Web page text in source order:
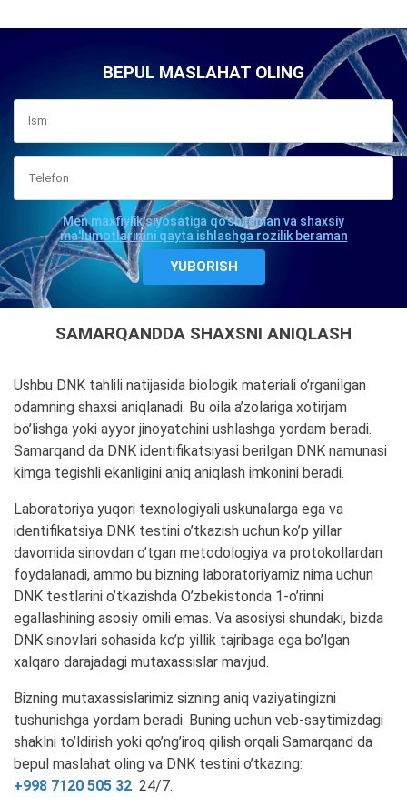
BEPUL MASLAHAT OLING
Men maxfiylik siyosatiga qo'shilaman va shaxsiy
ma'lumotlarimni qayta ishlashga rozilik beraman
SAMARQANDDA SHAXSNI ANIQLASH
Ushbu DNK tahlili natijasida biologik materiali o’rganilgan
odamning shaxsi aniqlanadi. Bu oila a’zolariga xotirjam
bo’lishga yoki ayyor jinoyatchini ushlashga yordam beradi.
Samarqand da DNK identifikatsiyasi berilgan DNK namunasi
kimga tegishli ekanligini aniq aniqlash imkonini beradi.
Laboratoriya yuqori texnologiyali uskunalarga ega va
identifikatsiya DNK testini o’tkazish uchun ko’p yillar
davomida sinovdan o’tgan metodologiya va protokollardan
foydalanadi, ammo bu bizning laboratoriyamiz nima uchun
DNK testlarini o’tkazishda O’zbekistonda 1-o’rinni
egallashining asosiy omili emas. Va asosiysi shundaki, bizda
DNK sinovlari sohasida ko’p yillik tajribaga ega bo’lgan
xalqaro darajadagi mutaxassislar mavjud.
Bizning mutaxassislarimiz sizning aniq vaziyatingizni
tushunishga yordam beradi. Buning uchun veb-saytimizdagi
shaklni to’ldirish yoki qo’ng’iroq qilish orqali Samarqand da
bepul maslahat oling va DNK testini o’tkazing:
+998 7120 505 32 24/7.